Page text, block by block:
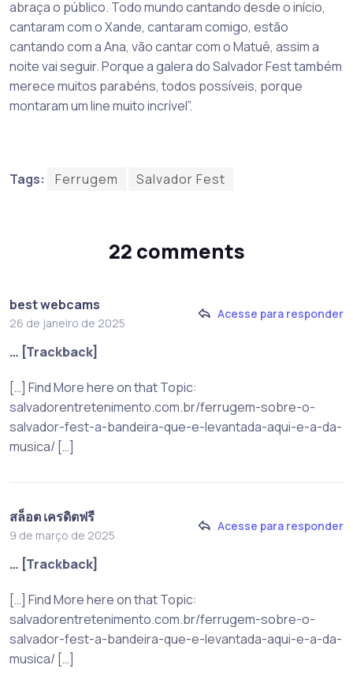
abraça o público. Todo mundo cantando desde o início,
cantaram com o Xande, cantaram comigo, estão
cantando com a Ana, vão cantar com o Matuê, assim a
noite vai seguir. Porque a galera do Salvador Fest também
merece muitos parabéns, todos possíveis, porque
montaram um line muito incrível”.
Tags: Ferrugem Salvador Fest
22 comments
best webcams
26 de janeiro de 2025
Acesse para responder
… [Trackback]
[…] Find More here on that Topic:
salvadorentretenimento.com.br/ferrugem-sobre-o-
salvador-fest-a-bandeira-que-e-levantada-aqui-e-a-da-
musica/ […]
สล็อต เครดิตฟรี
9 de março de 2025
Acesse para responder
… [Trackback]
[…] Find More here on that Topic:
salvadorentretenimento.com.br/ferrugem-sobre-o-
salvador-fest-a-bandeira-que-e-levantada-aqui-e-a-da-
musica/ […]